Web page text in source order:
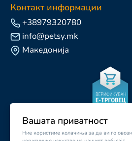
Вашата приватност
Ние користиме колачиња за да ви го
Контакт информации
+38979320780
info@petsy.mk
Македонија